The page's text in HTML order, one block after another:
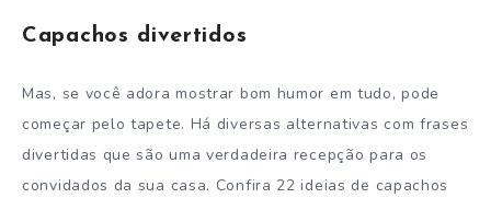
Capachos divertidos
Mas, se você adora mostrar bom humor em tudo, pode
começar pelo tapete. Há diversas alternativas com frases
divertidas que são uma verdadeira recepção para os
convidados da sua casa. Confira 22 ideias de capachos